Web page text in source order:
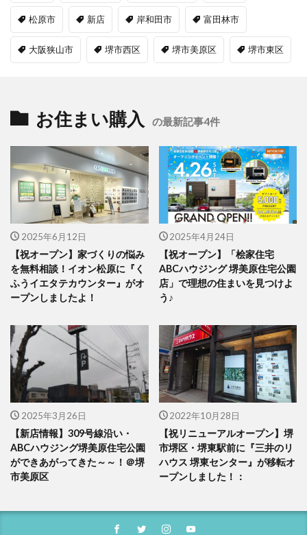
松原市 新店 岸和田市 富田林市
大阪狭山市 堺市西区 堺市美原区 堺市東区
お住まい購入 の最新記事4件
2025年6月12日
【祝オープン】家づくりの悩み
を無料相談！イオン松原に『く
ふうイエタテカウンター』がオ
ープンしましたよ！
2025年4月24日
【祝オープン】「桧家住宅
ABCハウジング 堺美原住宅公園
店」で理想の住まいを見つけよ
う♪
2025年3月26日
【新店情報】309号線沿い・
ABCハウジング堺美原住宅公園
ができあがってきた～～！＠堺
市美原区
2022年10月28日
【祝リニューアルオープン】堺
市堺区・堺東駅前に『三井のリ
ハウス 堺東センター』が移転オ
ープンしました！：